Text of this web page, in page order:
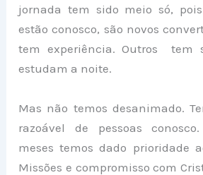
jornada tem sido meio só,
estão conosco, são novos
tem experiência. Outros tem
estudam a noite.
Mas não temos desanimado.
razoável de pessoas
meses temos dado prioridade
Missões e compromisso com